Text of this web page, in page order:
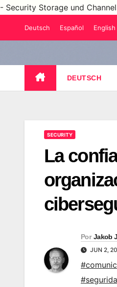
- Security Storage und
Deutsch Español English
DEUTSCH
SECURITY
La
Por Jakob
JUN 2,